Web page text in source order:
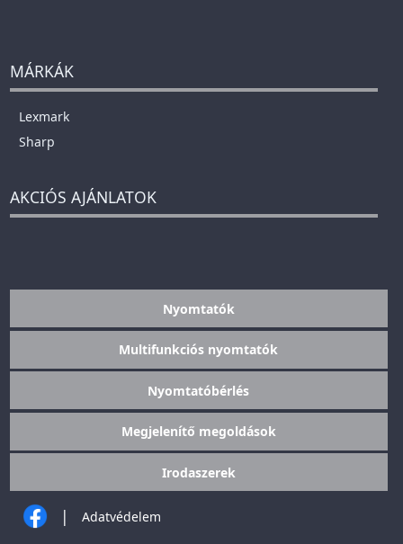
MÁRKÁK
Lexmark
Sharp
AKCIÓS AJÁNLATOK
Nyomtatók
Multifunkciós nyomtatók
Nyomtatóbérlés
Megjelenítő megoldások
Irodaszerek
| Adatvédelem